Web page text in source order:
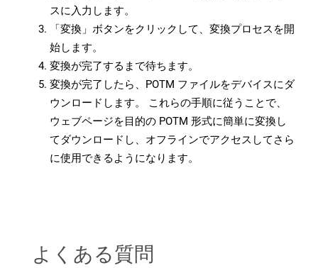
スに入力します。
「変換」ボタンをクリックして、変換プロセスを開
始します。
変換が完了するまで待ちます。
変換が完了したら、POTM ファイルをデバイスにダ
ウンロードします。 これらの手順に従うことで、
ウェブページを目的の POTM 形式に簡単に変換し
てダウンロードし、オフラインでアクセスしてさら
に使用できるようになります。
よくある質問